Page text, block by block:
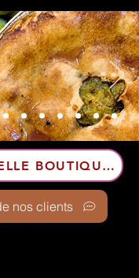
VISITE VIRTUELLE BOUTIQUE 360 °
nos clients